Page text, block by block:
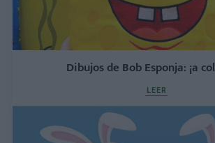
Dibujos de Bob Esponja: ¡a
LEER